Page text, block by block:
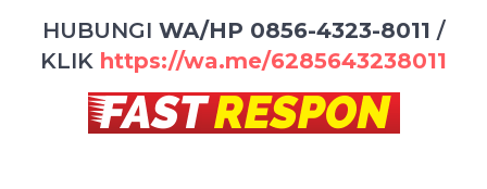
HUBUNGI WA/HP 0856-4323-8011 /
KLIK https://wa.me/6285643238011